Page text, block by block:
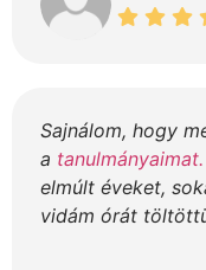
Sajnálom, hogy
a tanulmányaimat.
elmúlt éveket,
vidám órát